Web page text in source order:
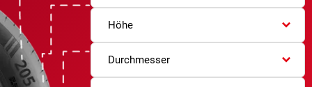
Höhe
Durchmesser